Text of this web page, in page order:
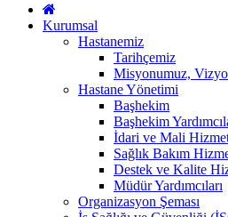
Kurumsal
Hastanemiz
Tarihçemiz
Misyonumuz,
Hastane Yönetimi
Başhekim
Başhekim
İdari ve Mali
Sağlık Bakım
Destek ve Kalite
Müdür Yardımcıları
Organizasyon Şeması